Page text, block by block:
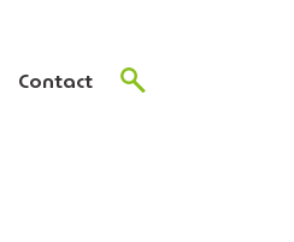
Contact